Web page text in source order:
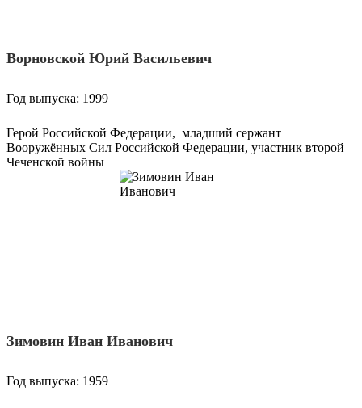
Ворновской Юрий Васильевич
Год выпуска: 1999
Герой Российской Федерации, младший сержант
Вооружённых Сил Российской Федерации, участник второй
Чеченской войны
Зимовин Иван Иванович
Год выпуска: 1959